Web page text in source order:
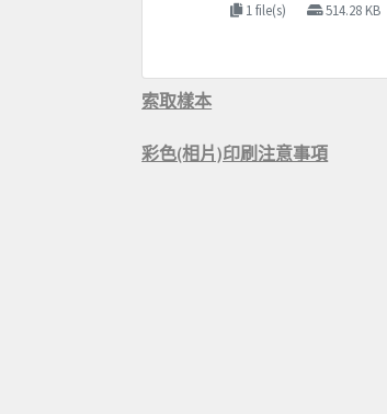
1 file(s) 514.28 KB
索取樣本
彩色(相片)印刷注意事項